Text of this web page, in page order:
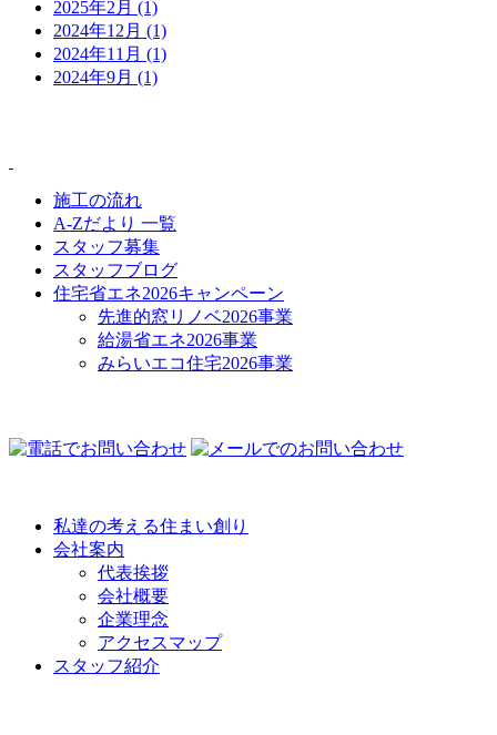
2025年2月 (1)
2024年12月 (1)
2024年11月 (1)
2024年9月 (1)
施工の流れ
A-Zだより 一覧
スタッフ募集
スタッフブログ
住宅省エネ2026キャンペーン
先進的窓リノベ2026事業
給湯省エネ2026事業
みらいエコ住宅2026事業
私達の考える住まい創り
会社案内
代表挨拶
会社概要
企業理念
アクセスマップ
スタッフ紹介